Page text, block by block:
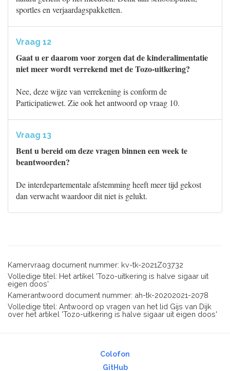
sportles en verjaardagspakketten.
Vraag 12
Gaat u er daarom voor zorgen dat de kinderalimentatie
niet meer wordt verrekend met de Tozo-uitkering?
Nee, deze wijze van verrekening is conform de
Participatiewet. Zie ook het antwoord op vraag 10.
Vraag 13
Bent u bereid om deze vragen binnen een week te
beantwoorden?
De interdepartementale afstemming heeft meer tijd gekost
dan verwacht waardoor dit niet is gelukt.
Kamervraag document nummer: kv-tk-2021Z03732
Volledige titel: Het artikel 'Tozo-uitkering is halve sigaar uit
eigen doos'
Kamerantwoord document nummer: ah-tk-20202021-2078
Volledige titel: Antwoord op vragen van het lid Gijs van Dijk
over het artikel 'Tozo-uitkering is halve sigaar uit eigen doos'
Colofon
GitHub